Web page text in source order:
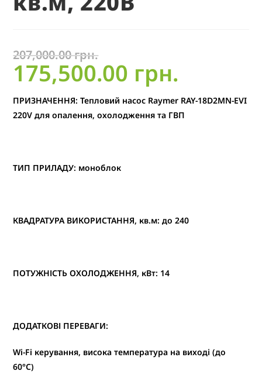
207,000.00грн.
175,500.00 грн.
ПРИЗНАЧЕННЯ: Тепловий насос Raymer RAY-18D2MN-EVI
220V для опалення, охолодження та ГВП
ТИП ПРИЛАДУ: моноблок
КВАДРАТУРА ВИКОРИСТАННЯ, кв.м: до 240
ПОТУЖНІСТЬ ОХОЛОДЖЕННЯ, кВт: 14
ДОДАТКОВІ ПЕРЕВАГИ:
Wi-Fi керування, висока температура на виході (до
60°C)